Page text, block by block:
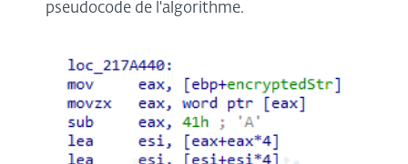
pseudocode de l'algorithme.